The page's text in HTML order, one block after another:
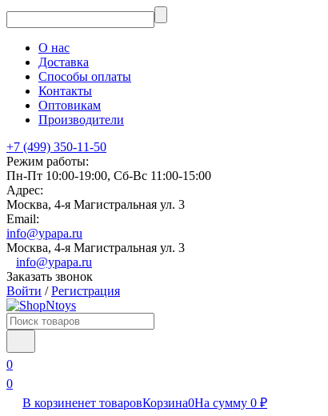
О нас
Доставка
Способы оплаты
Контакты
Оптовикам
Производители
+7 (499) 350-11-50
Режим работы:
Пн-Пт 10:00-19:00, Сб-Вс 11:00-15:00
Адрес:
Москва, 4-я Магистральная ул. 3
Email:
info@ypapa.ru
Москва, 4-я Магистральная ул. 3
info@ypapa.ru
Заказать звонок
Войти /Регистрация
0
0
В корзиненет товаровКорзина0На сумму 0 ₽